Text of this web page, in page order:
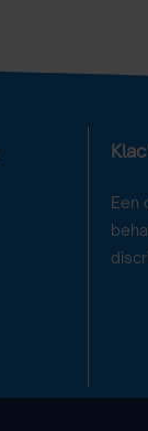
Een